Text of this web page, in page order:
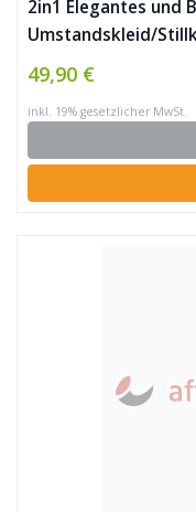
2in1 Elegantes und
Umstandskleid/
Weiss
49,90 €
inkl. 19% gesetzlicher MwSt.